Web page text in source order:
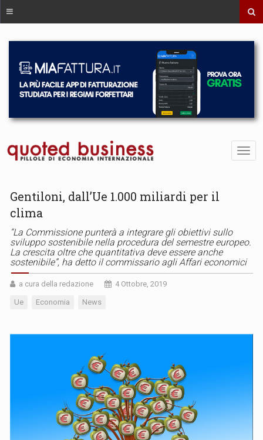
Gentiloni, dall’Ue 1.000 miliardi per il
clima
“La Commissione punterà a integrare gli obiettivi sullo
sviluppo sostenibile nella procedura del semestre europeo.
La crescita oltre che quantitativa deve essere anche
sostenibile”, ha detto il commissario agli Affari economici
a cura della redazione 4 Ottobre, 2019
Ue Economia News